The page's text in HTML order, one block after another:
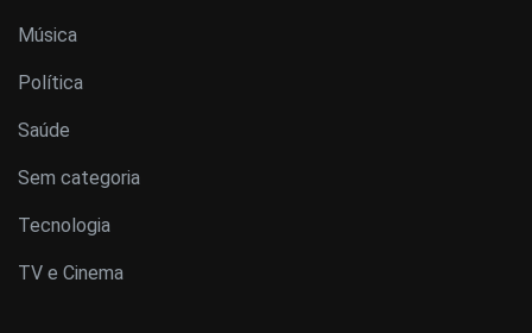
Música
Política
Saúde
Sem categoria
Tecnologia
TV e Cinema